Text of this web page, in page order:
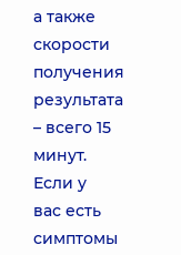
а также
скорости
получения
результата
– всего 15
минут.
Если у
вас есть
симптомы